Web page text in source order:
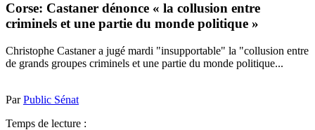
Corse: Castaner dénonce « la collusion entre
criminels et une partie du monde politique »
Christophe Castaner a jugé mardi "insupportable" la "collusion entre
de grands groupes criminels et une partie du monde politique...
ParPublic Sénat
Temps de lecture :